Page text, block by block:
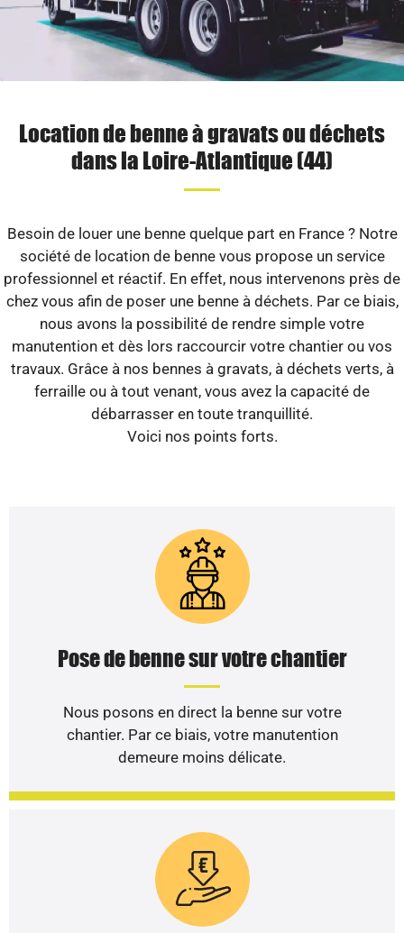
Location de benne à gravats ou déchets
dans la Loire-Atlantique (44)
Besoin de louer une benne quelque part en France ? Notre
société de location de benne vous propose un service
professionnel et réactif. En effet, nous intervenons près de
chez vous afin de poser une benne à déchets. Par ce biais,
nous avons la possibilité de rendre simple votre
manutention et dès lors raccourcir votre chantier ou vos
travaux. Grâce à nos bennes à gravats, à déchets verts, à
ferraille ou à tout venant, vous avez la capacité de
débarrasser en toute tranquillité.
Voici nos points forts.
Pose de benne sur votre chantier
Nous posons en direct la benne sur votre
chantier. Par ce biais, votre manutention
demeure moins délicate.